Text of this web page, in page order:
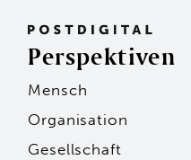
Mensch
Perspektiven
Mensch
Organisation
Gesellschaft